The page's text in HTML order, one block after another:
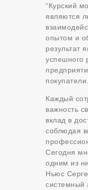
“Курский
являются
опытом и
результат
успешного
покупатели.
Каждый
важность
вклад в
соблюдая
Сегодня
одним из
Ньюс
системный